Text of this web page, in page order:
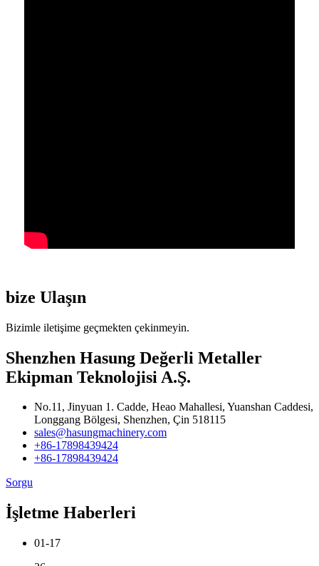
bize Ulaşın
Bizimle iletişime geçmekten çekinmeyin.
Shenzhen Hasung Değerli Metaller
Ekipman Teknolojisi A.Ş.
No.11, Jinyuan 1. Cadde, Heao Mahallesi, Yuanshan Caddesi,
Longgang Bölgesi, Shenzhen, Çin 518115
sales@hasungmachinery.com
+86-17898439424
+86-17898439424
Sorgu
İşletme Haberleri
01-17